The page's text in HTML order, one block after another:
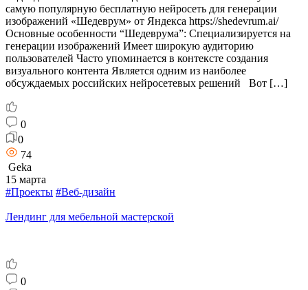
самую популярную бесплатную нейросеть для генерации
изображений «Шедеврум» от Яндекса https://shedevrum.ai/
Основные особенности “Шедеврума”: Специализируется на
генерации изображений Имеет широкую аудиторию
пользователей Часто упоминается в контексте создания
визуального контента Является одним из наиболее
обсуждаемых российских нейросетевых решений Вот […]
0
0
74
Geka
15 марта
#Проекты #Веб-дизайн
Лендинг для мебельной мастерской
0